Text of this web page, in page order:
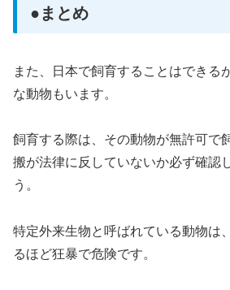
●まとめ
また、日本で飼育することはできる
な動物もいます。
飼育する際は、その動物が無許可で
搬が法律に反していないか必ず確認
う。
特定外来生物と呼ばれている動物は
るほど狂暴で危険です。